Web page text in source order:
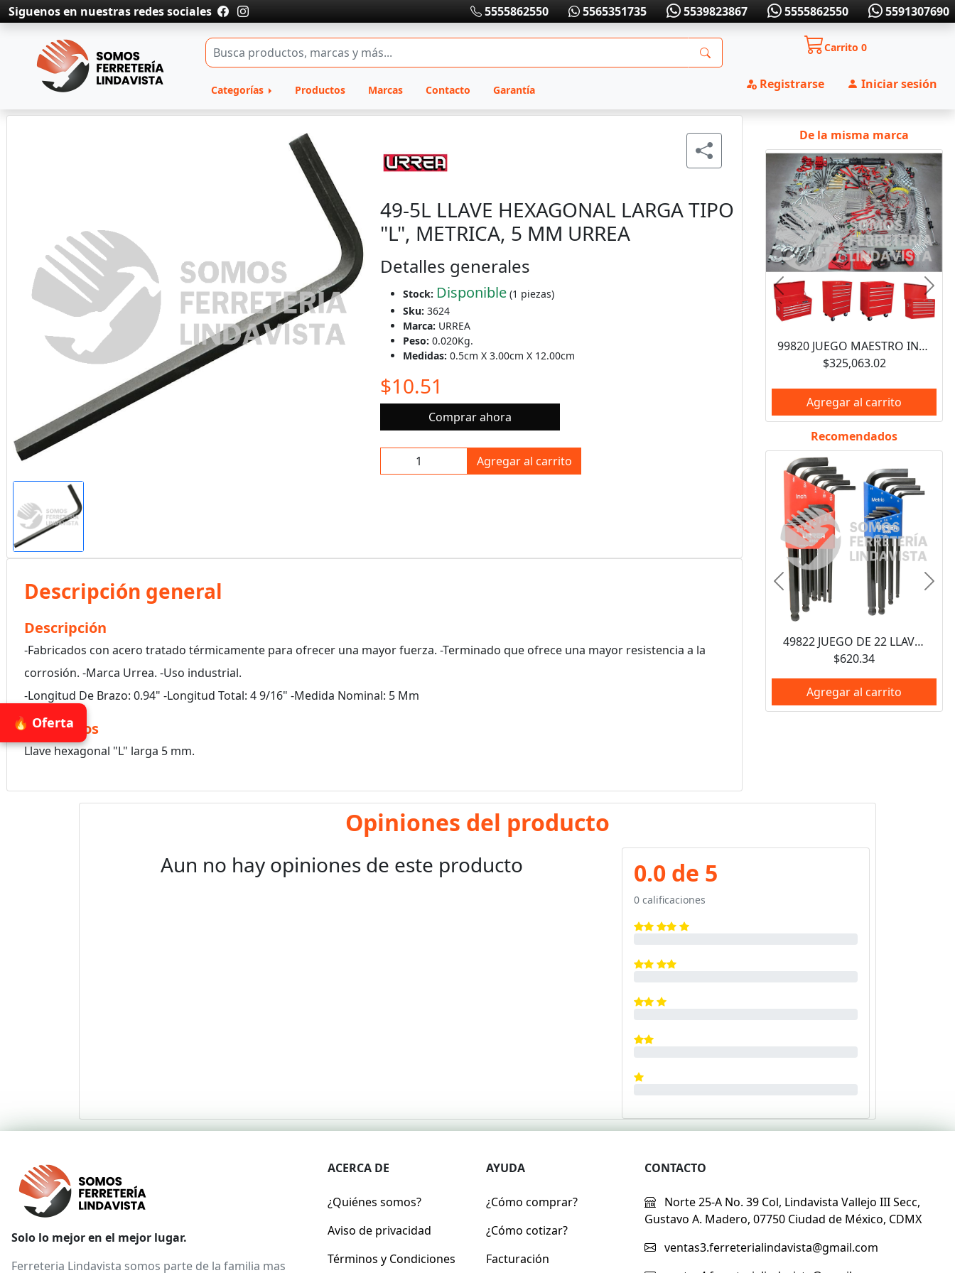
🔥 Oferta
Siguenos en nuestras redes sociales 5555862550 5565351735 5539823867 5555862550 5591307690
Categorías Productos Marcas Contacto Garantía
Carrito0
Registrarse Iniciar sesión
49-5L LLAVE HEXAGONAL LARGA TIPO
"L", METRICA, 5 MM URREA
Detalles generales
Stock: Disponible (1 piezas)
Sku: 3624
Marca: URREA
Peso: 0.020Kg.
Medidas: 0.5cm X 3.00cm X 12.00cm
$10.51
Comprar ahora
Agregar al carrito
Descripción general
Descripción
-Fabricados con acero tratado térmicamente para ofrecer una mayor fuerza. -Terminado que ofrece una mayor resistencia a la
corrosión. -Marca Urrea. -Uso industrial.
-Longitud De Brazo: 0.94" -Longitud Total: 4 9/16" -Medida Nominal: 5 Mm
Accesorios
Llave hexagonal "L" larga 5 mm.
De la misma marca
99820 JUEGO MAESTRO INDUSTRIAL COMBINADO 940 PIEZAS, CON GABINETES EX27M5, EX27M6, EX27S6 URREA
$325,063.02
Agregar al carrito
Anterior
Recomendados
49822 JUEGO DE 22 LLAVES HEXAGONALES TIPO "L", COMBINADAS, PUNTA DE BOLA 4995 Y 4996 URREA
$620.34
Agregar al carrito
Anterior
Opiniones del producto
Aun no hay opiniones de este producto 0.0 de 5
0 calificaciones
Solo lo mejor en el mejor lugar.
Ferreteria Lindavista somos parte de la familia mas
ACERCA DE
¿Quiénes somos?
Aviso de privacidad
Términos y Condiciones
AYUDA
¿Cómo comprar?
¿Cómo cotizar?
Facturación
CONTACTO
Norte 25-A No. 39 Col, Lindavista Vallejo III Secc,
Gustavo A. Madero, 07750 Ciudad de México, CDMX
ventas3.ferreterialindavista@gmail.com